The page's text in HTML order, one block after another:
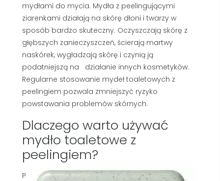
mydłami do mycia. Mydła z peelingującymi
ziarenkami działają na skórę dłoni i twarzy w
sposób bardzo skuteczny. Oczyszczają skórę z
głębszych zanieczyszczeń, ścierają martwy
naskórek, wygładzają skórę i czynią ją
podatniejszą na
działanie innych kosmetyków.
Regularne stosowanie mydeł toaletowych z
peelingiem pozwala zmniejszyć ryzyko
powstawania problemów skórnych.
Dlaczego warto używać
mydło toaletowe z
peelingiem?
P